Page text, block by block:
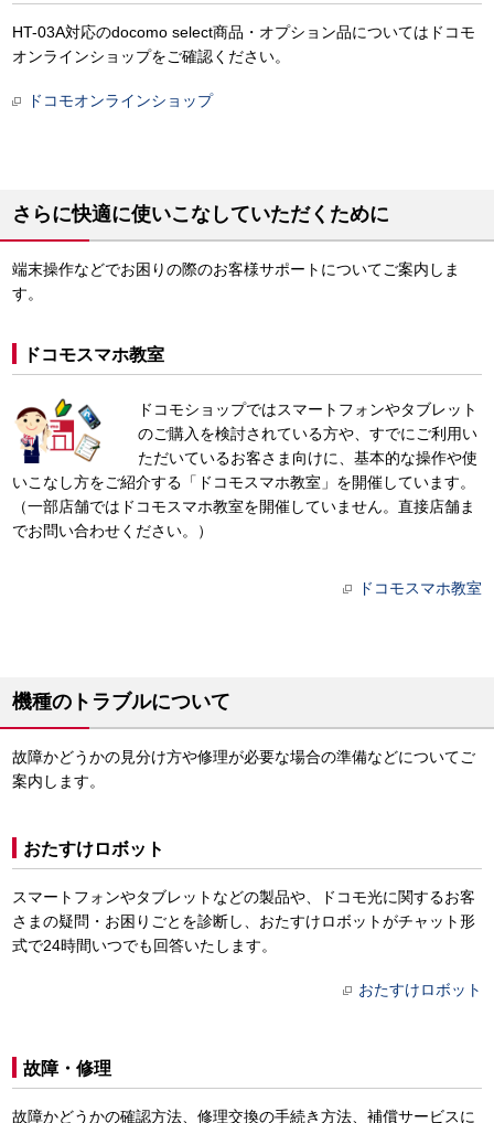
HT-03A対応のdocomo select商品・オプション品についてはドコモ
オンラインショップをご確認ください。
ドコモオンラインショップ
さらに快適に使いこなしていただくために
端末操作などでお困りの際のお客様サポートについてご案内しま
す。
ドコモスマホ教室
ドコモショップではスマートフォンやタブレット
のご購入を検討されている方や、すでにご利用い
ただいているお客さま向けに、基本的な操作や使
いこなし方をご紹介する「ドコモスマホ教室」を開催しています。
（一部店舗ではドコモスマホ教室を開催していません。直接店舗ま
でお問い合わせください。）
ドコモスマホ教室
機種のトラブルについて
故障かどうかの見分け方や修理が必要な場合の準備などについてご
案内します。
おたすけロボット
スマートフォンやタブレットなどの製品や、ドコモ光に関するお客
さまの疑問・お困りごとを診断し、おたすけロボットがチャット形
式で24時間いつでも回答いたします。
おたすけロボット
故障・修理
故障かどうかの確認方法、修理交換の手続き方法、補償サービスに